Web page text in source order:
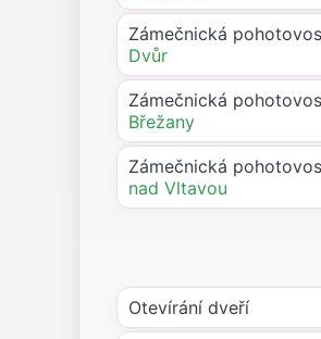
Zámečnická
Dvůr
Zámečnická
Břežany
Zámečnická
nad Vltavou
Otevírání dveří